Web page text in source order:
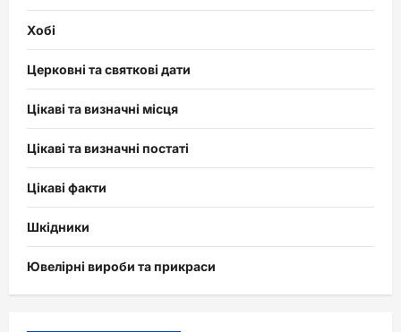
Хобі
Церковні та святкові дати
Цікаві та визначні місця
Цікаві та визначні постаті
Цікаві факти
Шкідники
Ювелірні вироби та прикраси